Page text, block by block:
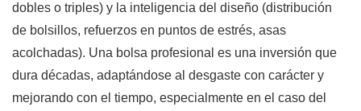
dobles o triples) y la inteligencia del diseño (distribución
de bolsillos, refuerzos en puntos de estrés, asas
acolchadas). Una bolsa profesional es una inversión que
dura décadas, adaptándose al desgaste con carácter y
mejorando con el tiempo, especialmente en el caso del